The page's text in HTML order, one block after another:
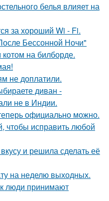
белья влияет на
за хороший Wi - Fi.
Бессонной Ночи"
на билборде.
не доплатили.
диван -
не в Индии.
официально можно.
исправить любой
и решила сделать её
на неделю выходных.
люди принимают